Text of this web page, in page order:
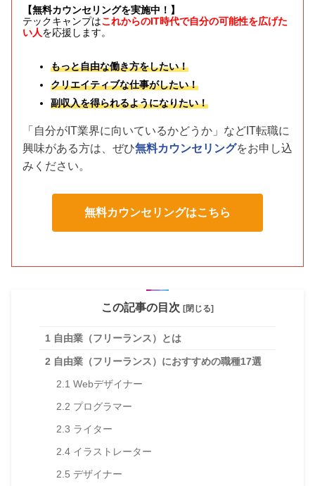
【無料カウンセリングを実施中！】
テックキャンプはこれからのIT時代で自分の可能性を広げた
い人を応援します。
もっと自由な働き方をしたい！
クリエイティブな仕事がしたい！
副収入を得られるようになりたい！
「自分がIT業界に向いているかどうか」などIT転職に
興味がある方は、 ぜひ無料カウンセリングをお申し込
みください。
無料カウンセリングはこちら
この記事の目次 [閉じる]
1 自由業（フリーランス）とは
2 自由業（フリーランス）におすすめの職種17選
2.1 Webデザイナー
2.2 プログラマー
2.3 ライター
2.4 イラストレーター
2.5 デザイナー